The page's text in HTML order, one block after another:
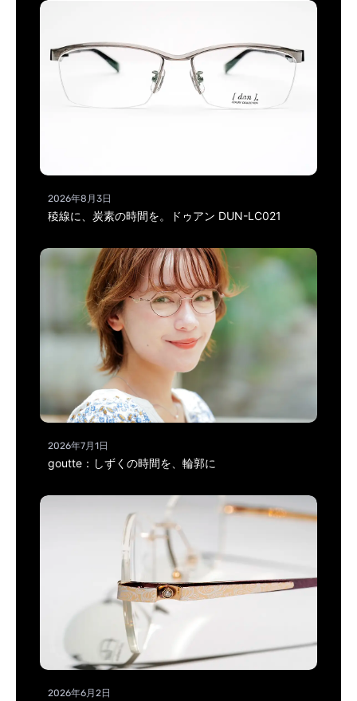
2026年8月3日
稜線に、炭素の時間を。ドゥアン DUN-LC021
2026年7月1日
goutte：しずくの時間を、輪郭に
2026年6月2日